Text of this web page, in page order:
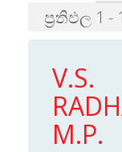
ප්‍රතිඵල 1 -
V.S.
M.P.